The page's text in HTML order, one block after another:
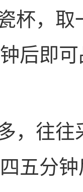
杯，
后即
，往
五分